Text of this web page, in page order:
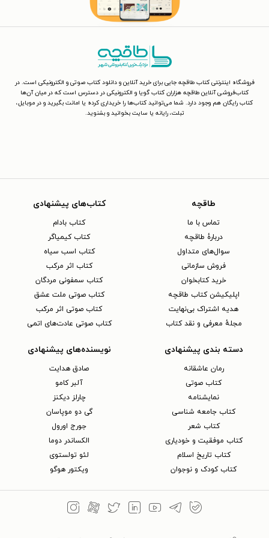
فروشگاه اینترنتی کتاب طاقچه جایی برای خرید آنلاین و دانلود کتاب صوتی و الکترونیکی است. در
کتاب‌فروشی آنلاین طاقچه هزاران کتاب گویا و الکترونیکی در دسترس است که در میان آن‌ها
کتاب رایگان هم وجود دارد. شما می‌توانید کتاب‌ها را خریداری کرده یا امانت بگیرید و در موبایل،
تبلت، رایانه یا سایت بخوانید و بشنوید.
طاقچه
تماس با ما
دربارهٔ طاقچه
سوال‌های متداول
فروش سازمانی
خرید کتابخوان
اپلیکیشن کتاب طاقچه
هدیه اشتراک بی‌نهایت
مجلهٔ معرفی و نقد کتاب
کتاب‌های پیشنهادی
کتاب بادام
کتاب کیمیاگر
کتاب اسب سیاه
کتاب اثر مرکب
کتاب سمفونی مردگان
کتاب صوتی ملت عشق
کتاب صوتی اثر مرکب
کتاب صوتی عادت‌های اتمی
دسته بندی پیشنهادی
رمان عاشقانه
کتاب‌ صوتی
نمایشنامه
کتاب جامعه شناسی
کتاب شعر
کتاب موفقیت و خودیاری
کتاب تاریخ اسلام
کتاب کودک و نوجوان
نویسنده‌های پیشنهادی
صادق هدایت
آلبر کامو
چارلز دیکنز
گی دو موپاسان
جورج اورول
الکساندر دوما
لئو تولستوی
ویکتور هوگو